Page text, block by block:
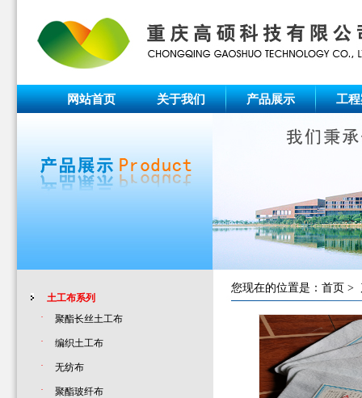
网站首页 关于我们 产品展示 工
土工布系列
·
聚酯长丝土工布
·
编织土工布
·
无纺布
·
聚酯玻纤布
您现在的位置是： 首页 >